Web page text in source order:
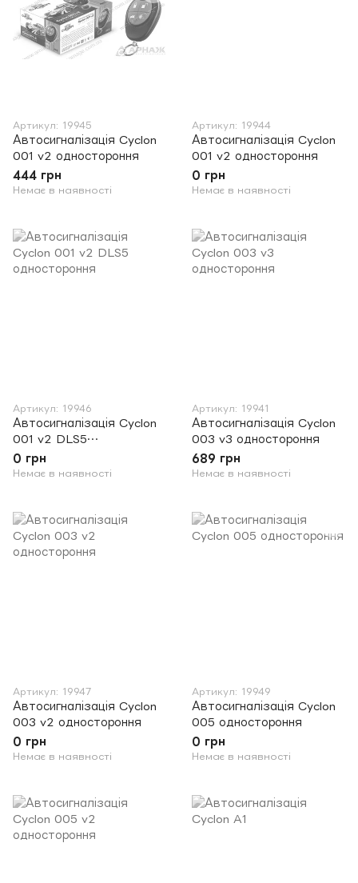
Артикул: 19945
Автосигналізація Cyclon
001 v2 одностороння
444 грн
Немає в наявності
Артикул: 19944
Автосигналізація Cyclon
001 v2 одностороння
0 грн
Немає в наявності
Артикул: 19946
Автосигналізація Cyclon
001 v2 DLS5
одностороння
0 грн
Немає в наявності
Артикул: 19941
Автосигналізація Cyclon
003 v3 одностороння
689 грн
Немає в наявності
Артикул: 19947
Автосигналізація Cyclon
003 v2 одностороння
0 грн
Немає в наявності
Артикул: 19949
Автосигналізація Cyclon
005 одностороння
0 грн
Немає в наявності